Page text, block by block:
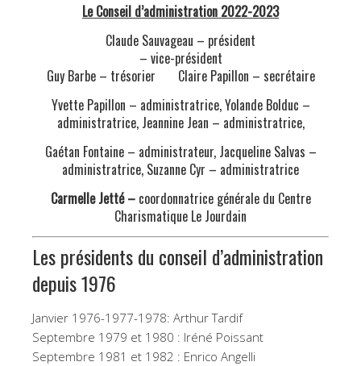
Le Conseil d’administration 2022-2023
Claude Sauvageau – président
– vice-président
Guy Barbe – trésorier Claire Papillon – secrétaire
Yvette Papillon – administratrice, Yolande Bolduc –
administratrice, Jeannine Jean – administratrice,
Gaétan Fontaine – administrateur, Jacqueline Salvas –
administratrice, Suzanne Cyr – administratrice
Carmelle Jetté – coordonnatrice générale du Centre
Charismatique Le Jourdain
Les présidents du conseil d’administration
depuis 1976
Janvier 1976-1977-1978: Arthur Tardif
Septembre 1979 et 1980 : Iréné Poissant
Septembre 1981 et 1982 : Enrico Angelli